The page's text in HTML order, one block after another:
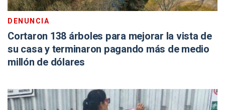
DENUNCIA
Cortaron 138 árboles para mejorar la vista de
su casa y terminaron pagando más de medio
millón de dólares